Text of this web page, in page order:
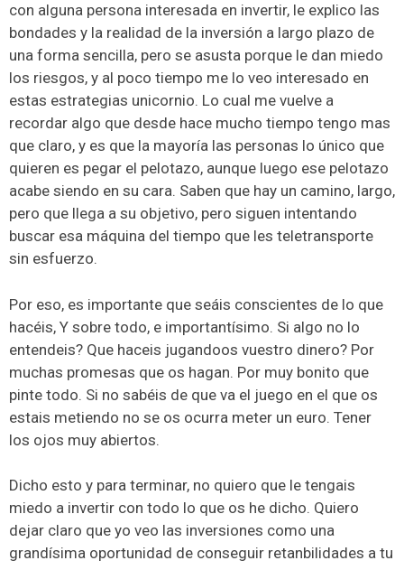
con alguna persona interesada en invertir, le explico las
bondades y la realidad de la inversión a largo plazo de
una forma sencilla, pero se asusta porque le dan miedo
los riesgos, y al poco tiempo me lo veo interesado en
estas estrategias unicornio. Lo cual me vuelve a
recordar algo que desde hace mucho tiempo tengo mas
que claro, y es que la mayoría las personas lo único que
quieren es pegar el pelotazo, aunque luego ese pelotazo
acabe siendo en su cara. Saben que hay un camino, largo,
pero que llega a su objetivo, pero siguen intentando
buscar esa máquina del tiempo que les teletransporte
sin esfuerzo.
Por eso, es importante que seáis conscientes de lo que
hacéis, Y sobre todo, e importantísimo. Si algo no lo
entendeis? Que haceis jugandoos vuestro dinero? Por
muchas promesas que os hagan. Por muy bonito que
pinte todo. Si no sabéis de que va el juego en el que os
estais metiendo no se os ocurra meter un euro. Tener
los ojos muy abiertos.
Dicho esto y para terminar, no quiero que le tengais
miedo a invertir con todo lo que os he dicho. Quiero
dejar claro que yo veo las inversiones como una
grandísima oportunidad de conseguir retanbilidades a tu